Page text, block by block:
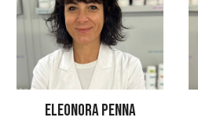
ELEONORA PENNA